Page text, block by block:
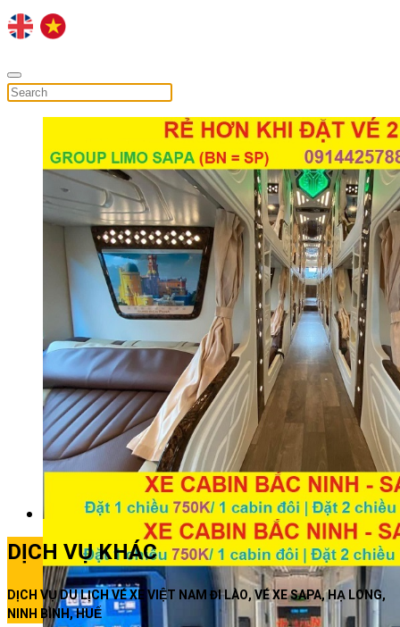
DỊCH VỤ KHÁC
DỊCH VỤ DU LỊCH VÉ XE VIỆT NAM ĐI LÀO, VÉ XE SAPA, HẠ LONG,
NINH BÌNH, HUẾ